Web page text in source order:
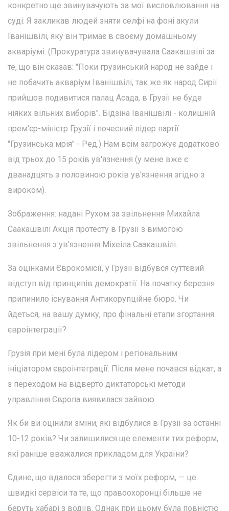
конкретно ще звинувачують за мої висловлювання на
суді. Я закликав людей зняти селфі на фоні акули
Іванішвілі, яку він тримає в своєму домашньому
акваріумі. (Прокуратура звинувачувала Саакашвілі за
те, що він сказав: "Поки грузинський народ не зайде і
не побачить акваріум Іванішвілі, так же як народ Сирії
прийшов подивитися палац Асада, в Грузії не буде
ніяких вільних виборів". Бідзіна Іванішвілі - колишній
прем'єр-міністр Грузії і почесний лідер партії
"Грузинська мрія" - Ред.) Нам всім загрожує додатково
від трьох до 15 років ув'язнення (у мене вже є
дванадцять з половиною років ув'язнення згідно з
вироком).
Зображення: надані Рухом за звільнення Михайла
Саакашвілі Акція протесту в Грузії з вимогою
звільнення з ув'язнення Міхеіла Саакашвілі.
За оцінками Єврокомісії, у Грузії відбувся суттєвий
відступ від принципів демократії. На початку березня
припинило існування Антикорупційне бюро. Чи
йдеться, на вашу думку, про фінальні етапи згортання
євроінтеграції?
Грузія при мені була лідером і регіональним
ініціатором євроінтеграції. Після мене почався відкат, а
з переходом на відверто диктаторські методи
управління Європа виявилася зайвою.
Як би ви оцінили зміни, які відбулися в Грузії за останні
10-12 років? Чи залишилися ще елементи тих реформ,
які раніше вважалися прикладом для України?
Єдине, що вдалося зберегти з моїх реформ, — це
швидкі сервіси та те, що правоохоронці більше не
беруть хабарі з водіїв. Однак при цьому була повністю